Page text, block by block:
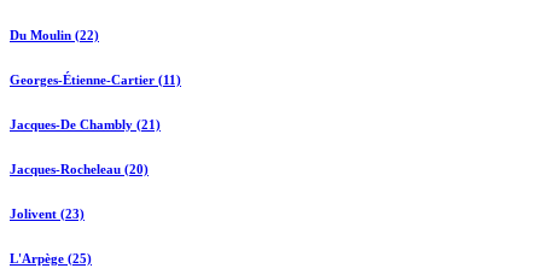
Du Moulin (22)
Georges-Étienne-Cartier (11)
Jacques-De Chambly (21)
Jacques-Rocheleau (20)
Jolivent (23)
L'Arpège (25)